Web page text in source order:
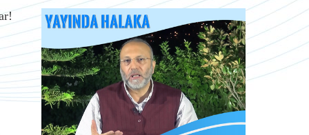
Android Cihazlar İçin Anayasa Tasarısı
Kitaplar
Ordularından Destek İstiyor